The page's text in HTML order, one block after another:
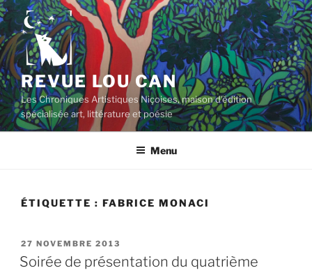
Aller
au
contenu
principal
REVUE LOU CAN
Les Chroniques Artistiques Niçoises, maison d'édition
spécialisée art, littérature et poésie
Menu
ÉTIQUETTE : FABRICE MONACI
PUBLIÉ
LE
27 NOVEMBRE 2013
Soirée de présentation du quatrième